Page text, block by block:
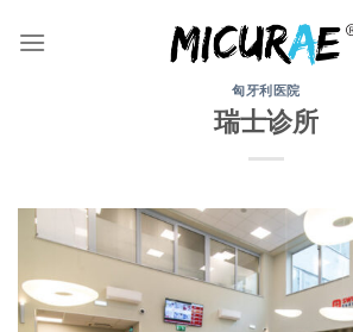
匈牙利医院
瑞士诊所